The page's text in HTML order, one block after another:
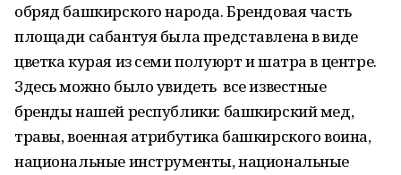
обряд башкирского народа. Брендовая часть
площади сабантуя была представлена в виде
цветка курая из семи полуюрт и шатра в центре.
Здесь можно было увидеть все известные
бренды нашей республики: башкирский мед,
травы, военная атрибутика башкирского воина,
национальные инструменты, национальные